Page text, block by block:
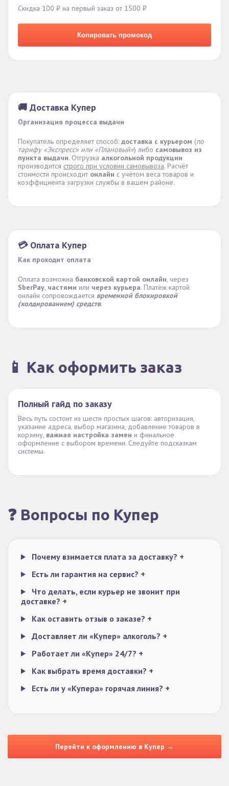
Скидка 100 ₽ на первый заказ от 1500 ₽
Копировать промокод
🚚 Доставка Купер
Организация процесса выдачи
Покупатель определяет способ: доставка с курьером (по
тарифу «Экспресс» или «Плановый») либо самовывоз из
пункта выдачи. Отгрузка алкогольной продукции
производится строго при условии самовывоза. Расчёт
стоимости происходит онлайн с учётом веса товаров и
коэффициента загрузки службы в вашем районе.
💳 Оплата Купер
Как проходит оплата
Оплата возможна банковской картой онлайн, через
SberPay, частями или через курьера. Платёж картой
онлайн сопровождается временной блокировкой
(холдированием) средств.
📱 Как оформить заказ
Полный гайд по заказу
Весь путь состоит из шести простых шагов: авторизация,
указание адреса, выбор магазина, добавление товаров в
корзину, важная настройка замен и финальное
оформление с выбором времени. Следуйте подсказкам
системы.
❓ Вопросы по Купер
Почему взимается плата за доставку? +
Есть ли гарантия на сервис? +
Что делать, если курьер не звонит при
доставке? +
Как оставить отзыв о заказе? +
Доставляет ли «Купер» алкоголь? +
Работает ли «Купер» 24/7? +
Как выбрать время доставки? +
Есть ли у «Купера» горячая линия? +
Перейти к оформлению в Купер →